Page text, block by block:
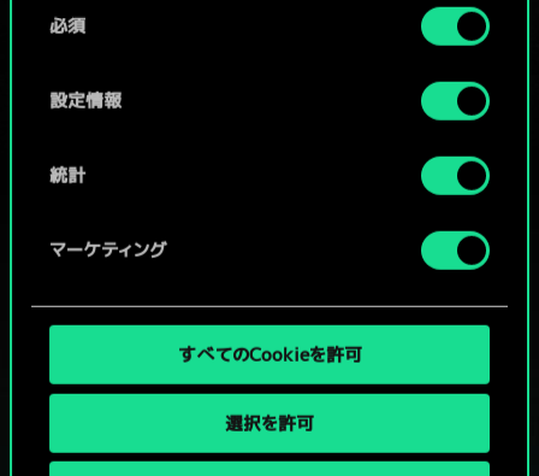
詳細は、下記の「設定」メニューでご確認ください。
必須
設定情報
統計
マーケティング
すべてのCookieを許可
選択を許可